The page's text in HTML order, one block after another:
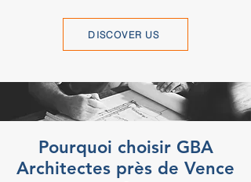
DISCOVER US
Pourquoi choisir GBA
Architectes près de Vence